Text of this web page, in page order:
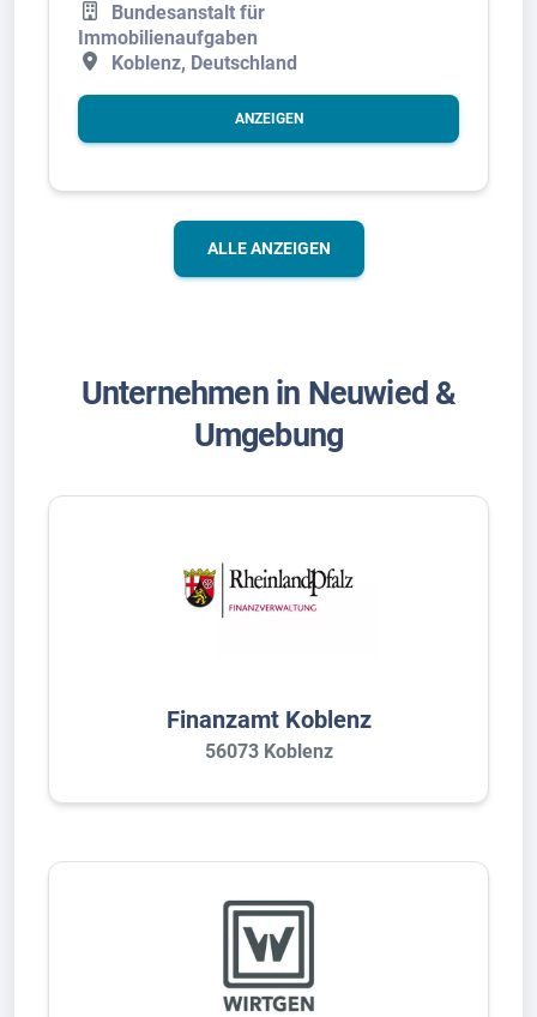
Bundesanstalt für
Immobilienaufgaben
Koblenz, Deutschland
ANZEIGEN
ALLE ANZEIGEN
Unternehmen in Neuwied &
Umgebung
Finanzamt Koblenz
56073 Koblenz